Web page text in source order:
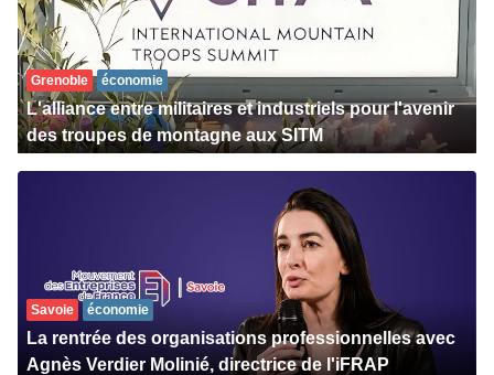
Grenoble économie
L'alliance entre militaires et industriels pour l'avenir
des troupes de montagne aux SITM
Savoie économie
La rentrée des organisations professionnelles avec
Agnès Verdier Molinié, directrice de l'iFRAP